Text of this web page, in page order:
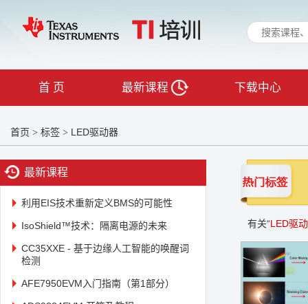
首 页 最新课程 下载中心
首页 > 标签 > LED驱动器
最新课程
利用EIS技术重新定义BMS的可能性
IsoShield™技术：隔离电源的未来
CC35XXE - 基于边缘人工智能的唤醒词
检测
AFE7950EVM入门指南（第1部分）
有关“LED驱